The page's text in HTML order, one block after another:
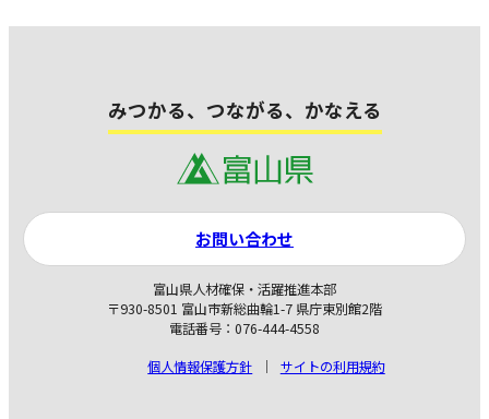
みつかる、つながる、かなえる
富山県人材確保・活躍推進本部
〒930-8501 富山市新総曲輪1-7 県庁東別館2階
電話番号：076-444-4558
個人情報保護方針
サイトの利用規約
お問い合わせ